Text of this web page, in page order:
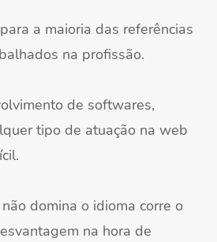
a maioria das referências
na profissão.
de softwares,
tipo de atuação na web
domina o idioma corre o
na hora de